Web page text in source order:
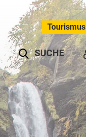
Tourismus
SUCHE